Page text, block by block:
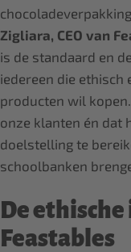
Zigliara, CEO van
is de standaard en
iedereen die ethisch
producten wil
onze klanten én dat
doelstelling te
schoolbanken
De
Feastables